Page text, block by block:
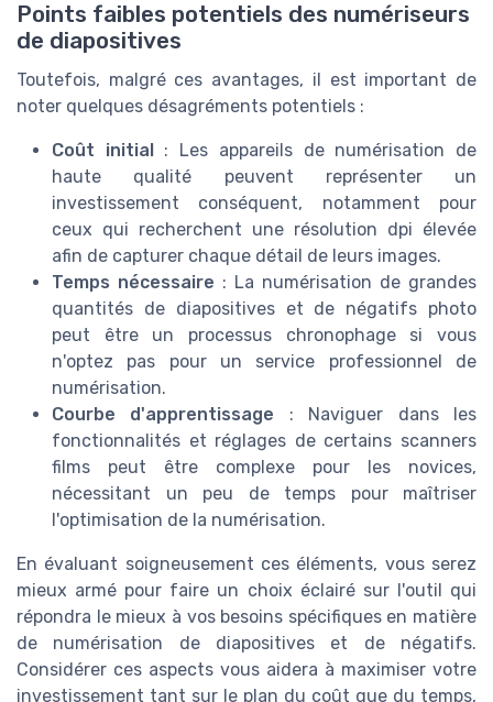
Points faibles potentiels des numériseurs
de diapositives
Toutefois, malgré ces avantages, il est important de
noter quelques désagréments potentiels :
Coût initial: Les appareils de numérisation de
haute qualité peuvent représenter un
investissement conséquent, notamment pour
ceux qui recherchent une résolution dpi élevée
afin de capturer chaque détail de leurs images.
Temps nécessaire : La numérisation de grandes
quantités de diapositives et de négatifs photo
peut être un processus chronophage si vous
n'optez pas pour un service professionnel de
numérisation.
Courbe d'apprentissage : Naviguer dans les
fonctionnalités et réglages de certains scanners
films peut être complexe pour les novices,
nécessitant un peu de temps pour maîtriser
l'optimisation de la numérisation.
En évaluant soigneusement ces éléments, vous serez
mieux armé pour faire un choix éclairé sur l'outil qui
répondra le mieux à vos besoins spécifiques en matière
de numérisation de diapositives et de négatifs.
Considérer ces aspects vous aidera à maximiser votre
investissement tant sur le plan du coût que du temps,